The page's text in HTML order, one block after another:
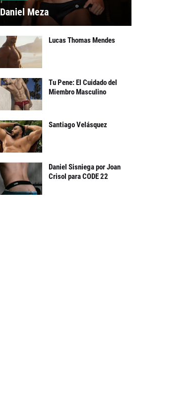
Daniel Meza
Lucas Thomas Mendes
Tu Pene: El Cuidado del
Miembro Masculino
Santiago Velásquez
Daniel Sisniega por Joan
Crisol para CODE 22